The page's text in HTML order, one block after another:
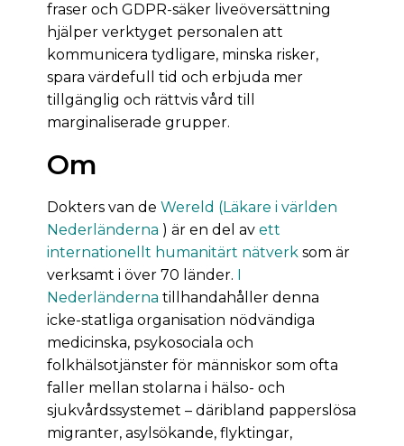
fraser och GDPR-säker liveöversättning
hjälper verktyget personalen att
kommunicera tydligare, minska risker,
spara värdefull tid och erbjuda mer
tillgänglig och rättvis vård till
marginaliserade grupper.
Om
Dokters van deWereld (Läkare i världen
Nederländerna ) är en del avett
internationellt humanitärt nätverk som är
verksamt i över 70 länder. I
Nederländerna tillhandahåller denna
icke-statliga organisation nödvändiga
medicinska, psykosociala och
folkhälsotjänster för människor som ofta
faller mellan stolarna i hälso- och
sjukvårdssystemet – däribland papperslösa
migranter, asylsökande, flyktingar,